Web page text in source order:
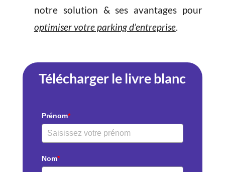
notre solution & ses avantages pour
optimiser votre parking d’entreprise.
Télécharger le livre blanc
Prénom*
Nom*